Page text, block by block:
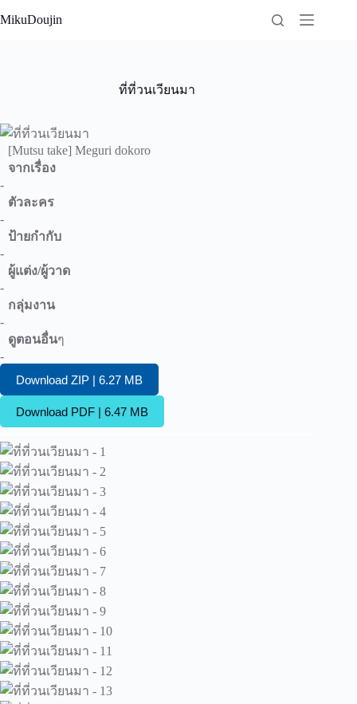
to
MikuDoujin
ที่ที่วนเวียนมา
[Mutsu take] Meguri dokoro
จากเรื่อง
-
ตัวละคร
-
ป้ายกำกับ
-
ผู้แต่ง/ผู้วาด
-
กลุ่มงาน
-
ดูตอนอื่นๆ
-
Download ZIP | 6.27 MB
Download PDF | 6.47 MB